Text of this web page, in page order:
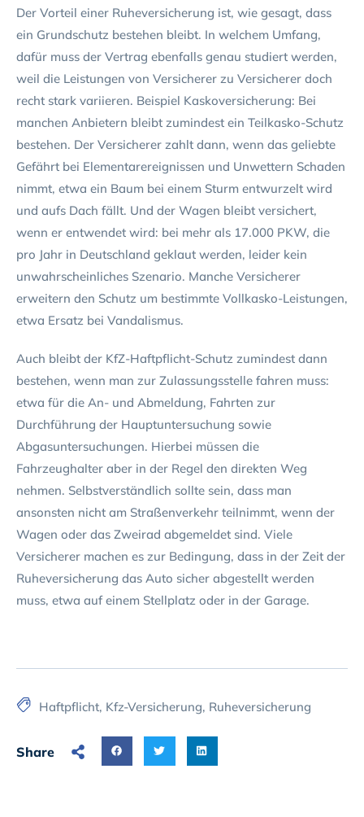
Der Vorteil einer Ruheversicherung ist, wie gesagt, dass
ein Grundschutz bestehen bleibt. In welchem Umfang,
dafür muss der Vertrag ebenfalls genau studiert werden,
weil die Leistungen von Versicherer zu Versicherer doch
recht stark variieren. Beispiel Kaskoversicherung: Bei
manchen Anbietern bleibt zumindest ein Teilkasko-Schutz
bestehen. Der Versicherer zahlt dann, wenn das geliebte
Gefährt bei Elementarereignissen und Unwettern Schaden
nimmt, etwa ein Baum bei einem Sturm entwurzelt wird
und aufs Dach fällt. Und der Wagen bleibt versichert,
wenn er entwendet wird: bei mehr als 17.000 PKW, die
pro Jahr in Deutschland geklaut werden, leider kein
unwahrscheinliches Szenario. Manche Versicherer
erweitern den Schutz um bestimmte Vollkasko-Leistungen,
etwa Ersatz bei Vandalismus.
Auch bleibt der KfZ-Haftpflicht-Schutz zumindest dann
bestehen, wenn man zur Zulassungsstelle fahren muss:
etwa für die An- und Abmeldung, Fahrten zur
Durchführung der Hauptuntersuchung sowie
Abgasuntersuchungen. Hierbei müssen die
Fahrzeughalter aber in der Regel den direkten Weg
nehmen. Selbstverständlich sollte sein, dass man
ansonsten nicht am Straßenverkehr teilnimmt, wenn der
Wagen oder das Zweirad abgemeldet sind. Viele
Versicherer machen es zur Bedingung, dass in der Zeit der
Ruheversicherung das Auto sicher abgestellt werden
muss, etwa auf einem Stellplatz oder in der Garage.
Haftpflicht, Kfz-Versicherung, Ruheversicherung
Share